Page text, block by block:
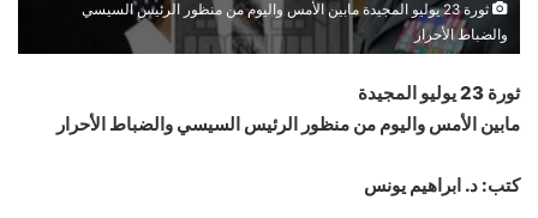
ثورة 23 يوليو المجيدة مابين الأمس واليوم من منظور الرئيس السيسي
والضباط الأحرار
ثورة 23 يوليو المجيدة
مابين الأمس واليوم من منظور الرئيس السيسي والضباط الأحرار
كتب: د. ابراهيم يونس